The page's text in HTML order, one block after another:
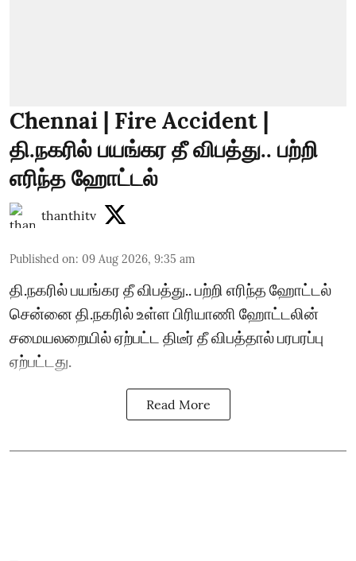
Chennai | Fire Accident |
தி.நகரில் பயங்கர தீ விபத்து.. பற்றி
எரிந்த ஹோட்டல்
thanthitv
Published on: 09 Aug 2026, 9:35 am
தி.நகரில் பயங்கர தீ விபத்து.. பற்றி எரிந்த ஹோட்டல்
சென்னை தி.நகரில் உள்ள பிரியாணி ஹோட்டலின்
சமையலறையில் ஏற்பட்ட திடீர் தீ விபத்தால் பரபரப்பு
ஏற்பட்டது.
Read More